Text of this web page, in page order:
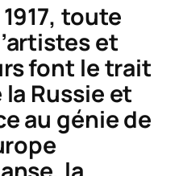
toute
et
font le trait
Russie et
au génie de